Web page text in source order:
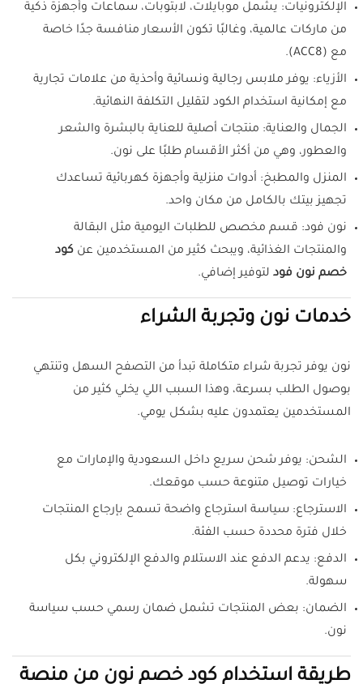
الإلكترونيات: يشمل موبايلات، لابتوبات، سماعات وأجهزة ذكية
من ماركات عالمية، وغالبًا تكون الأسعار منافسة جدًا خاصة
مع (ACC8).
الأزياء: يوفر ملابس رجالية ونسائية وأحذية من علامات تجارية
مع إمكانية استخدام الكود لتقليل التكلفة النهائية.
الجمال والعناية: منتجات أصلية للعناية بالبشرة والشعر
والعطور، وهي من أكثر الأقسام طلبًا على نون.
المنزل والمطبخ: أدوات منزلية وأجهزة كهربائية تساعدك
تجهيز بيتك بالكامل من مكان واحد.
نون فود: قسم مخصص للطلبات اليومية مثل البقالة
والمنتجات الغذائية، ويبحث كثير من المستخدمين عن كود
خصم نون فود لتوفير إضافي.
خدمات نون وتجربة الشراء
نون يوفر تجربة شراء متكاملة تبدأ من التصفح السهل وتنتهي
بوصول الطلب بسرعة، وهذا السبب اللي يخلي كثير من
المستخدمين يعتمدون عليه بشكل يومي.
الشحن: يوفر شحن سريع داخل السعودية والإمارات مع
خيارات توصيل متنوعة حسب موقعك.
الاسترجاع: سياسة استرجاع واضحة تسمح بإرجاع المنتجات
خلال فترة محددة حسب الفئة.
الدفع: يدعم الدفع عند الاستلام والدفع الإلكتروني بكل
سهولة.
الضمان: بعض المنتجات تشمل ضمان رسمي حسب سياسة
نون.
طريقة استخدام كود خصم نون من منصة